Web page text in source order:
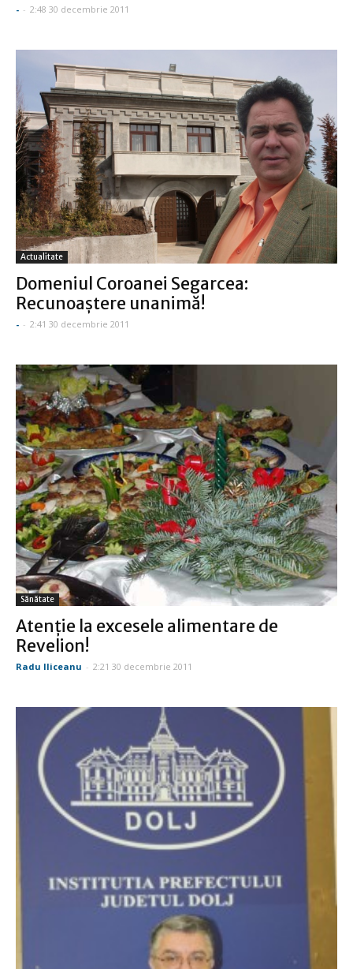
- - 2:48 30 decembrie 2011
Actualitate
Domeniul Coroanei Segarcea:
Recunoaştere unanimă!
- - 2:41 30 decembrie 2011
Sănătate
Atenţie la excesele alimentare de
Revelion!
Radu Iliceanu - 2:21 30 decembrie 2011